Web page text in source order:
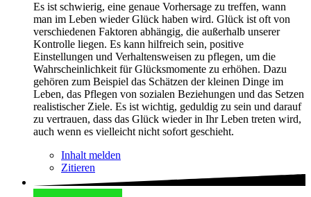
Es ist schwierig, eine genaue Vorhersage zu treffen, wann
man im Leben wieder Glück haben wird. Glück ist oft von
verschiedenen Faktoren abhängig, die außerhalb unserer
Kontrolle liegen. Es kann hilfreich sein, positive
Einstellungen und Verhaltensweisen zu pflegen, um die
Wahrscheinlichkeit für Glücksmomente zu erhöhen. Dazu
gehören zum Beispiel das Schätzen der kleinen Dinge im
Leben, das Pflegen von sozialen Beziehungen und das Setzen
realistischer Ziele. Es ist wichtig, geduldig zu sein und darauf
zu vertrauen, dass das Glück wieder in Ihr Leben treten wird,
auch wenn es vielleicht nicht sofort geschieht.
Inhalt melden
Zitieren